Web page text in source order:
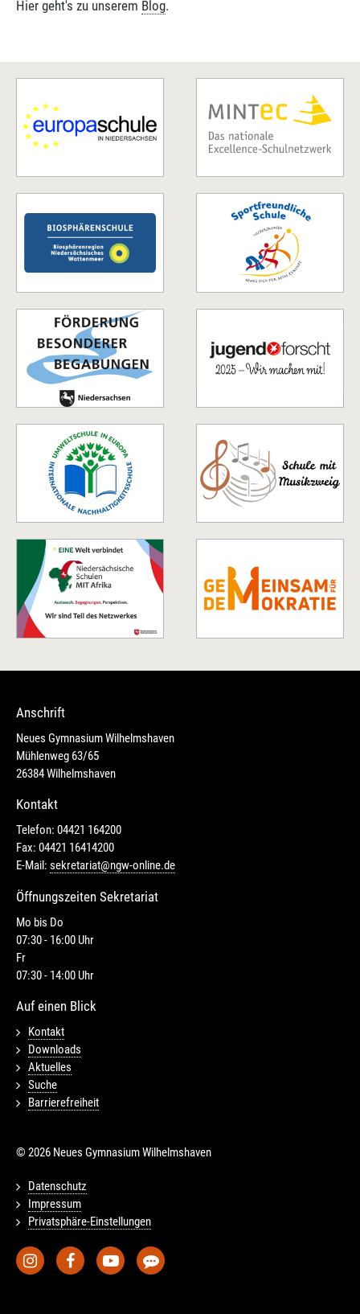
Hier geht's zu unserem Blog.
Anschrift
Neues Gymnasium Wilhelmshaven
Mühlenweg 63/65
26384 Wilhelmshaven
Kontakt
Telefon: 04421 164200
Fax: 04421 16414200
E-Mail: sekretariat@ngw-online.de
Öffnungszeiten Sekretariat
Mo bis Do
07:30 - 16:00 Uhr
Fr
07:30 - 14:00 Uhr
Auf einen Blick
Kontakt
Downloads
Aktuelles
Suche
Barrierefreiheit
© 2026 Neues Gymnasium Wilhelmshaven
Datenschutz
Impressum
Privatsphäre-Einstellungen